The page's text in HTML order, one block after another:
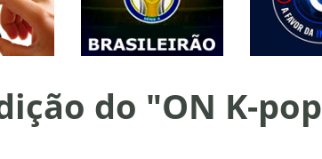
do "ON K-pop